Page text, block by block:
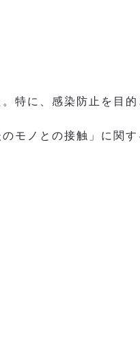
特に、感染防止を目
モノとの接触」に関す